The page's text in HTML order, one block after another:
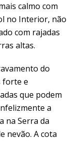
calmo com
no Interior, não
com rajadas
altas.
do
forte e
que podem
a
na Serra da
nevão. A cota